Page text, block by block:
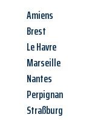
Amiens
Brest
Le Havre
Marseille
Nantes
Perpignan
Straßburg